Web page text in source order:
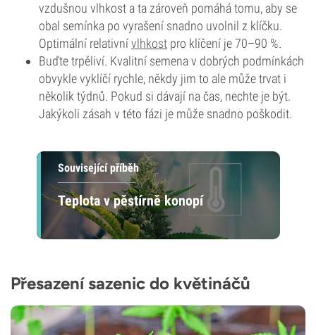
vzdušnou vlhkost a ta zároveň pomáhá tomu, aby se
obal semínka po vyrašení snadno uvolnil z klíčku.
Optimální relativnívlhkost pro klíčení je 70–90 %.
Buďte trpěliví. Kvalitní semena v dobrých podmínkách
obvykle vyklíčí rychle, někdy jim to ale může trvat i
několik týdnů. Pokud si dávají na čas, nechte je být.
Jakýkoli zásah v této fázi je může snadno poškodit.
Související příběh
Teplota v pěstírně konopí
Přesazení sazenic do květináčů